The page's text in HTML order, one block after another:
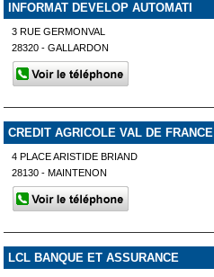
INFORMAT DEVELOP AUTOMATI
3 RUE GERMONVAL
28320 - GALLARDON
CREDIT AGRICOLE VAL DE FRANCE
4 PLACE ARISTIDE BRIAND
28130 - MAINTENON
LCL BANQUE ET ASSURANCE